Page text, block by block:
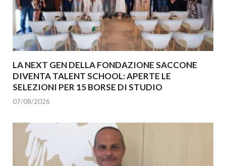
LA NEXT GEN DELLA FONDAZIONE SACCONE
DIVENTA TALENT SCHOOL: APERTE LE
SELEZIONI PER 15 BORSE DI STUDIO
07/08/2026